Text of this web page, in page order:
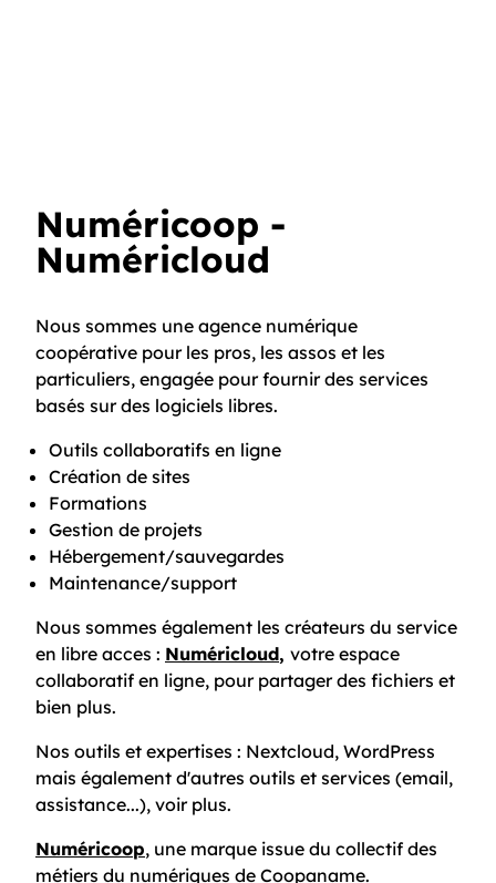
Numéricoop -
Numéricloud
Nous sommes une agence numérique
coopérative pour les pros, les assos et les
particuliers, engagée pour fournir des services
basés sur des logiciels libres.
Outils collaboratifs en ligne
Création de sites
Formations
Gestion de projets
Hébergement/sauvegardes
Maintenance/support
Nous sommes également les créateurs du service
en libre acces : Numéricloud, votre espace
collaboratif en ligne, pour partager des fichiers et
bien plus.
Nos outils et expertises : Nextcloud, WordPress
mais également d'autres outils et services (email,
assistance...), voir plus.
Numéricoop, une marque issue du collectif des
métiers du numériques de Coopaname.